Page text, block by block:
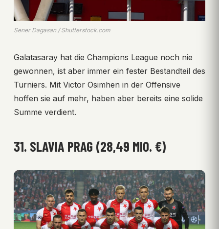
Sener Dagasan / Shutterstock.com
Galatasaray hat die Champions League noch nie
gewonnen, ist aber immer ein fester Bestandteil des
Turniers. Mit Victor Osimhen in der Offensive
hoffen sie auf mehr, haben aber bereits eine solide
Summe verdient.
31. SLAVIA PRAG (28,49 MIO. €)